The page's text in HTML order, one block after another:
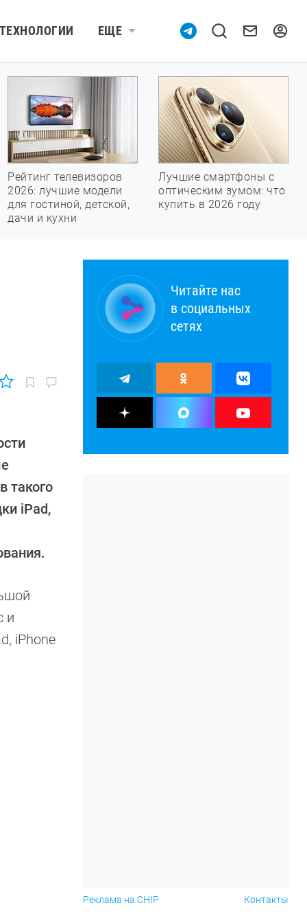
ТЕХНОЛОГИИ ЕЩЕ
Рейтинг телевизоров
2026: лучшие модели
для гостиной, детской,
дачи и кухни
Лучшие смартфоны с
оптическим зумом: что
купить в 2026 году
такого
iPad,
и
iPhone
Читайте нас
в социальных
сетях
Реклама на CHIP Контакты